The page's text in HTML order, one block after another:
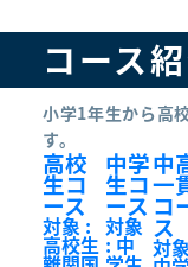
コース
小学1年生から高
す。
高校
生コ
ース
対象 :
高校生
中学
生コ
ース
対象
: 中
中
一
コ
ス
対